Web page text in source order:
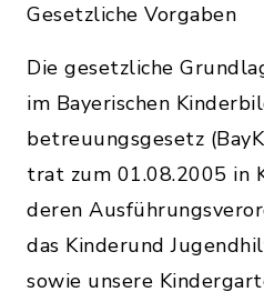
Gesetzliche Vorgaben
Die gesetzliche
im Bayerischen
betreuungsgesetz
trat zum 01.08.2005 in
deren
das Kinderund
sowie unsere